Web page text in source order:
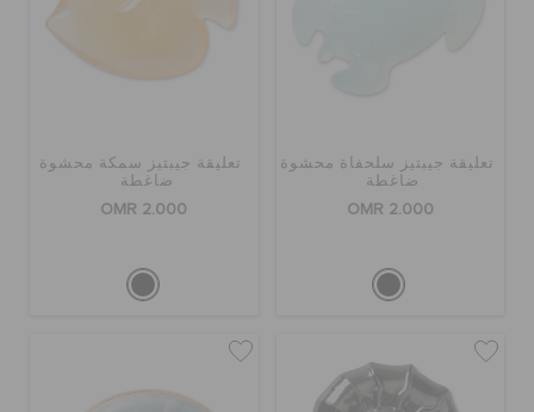
تعليقة جيبتيز سلحفاة محشوة
ضاغطة
OMR 2.000
تعليقة جيبتيز سمكة محشوة
ضاغطة
OMR 2.000